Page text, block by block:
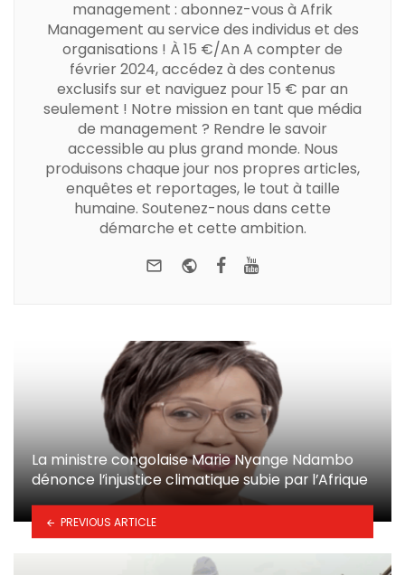
management : abonnez-vous à Afrik
Management au service des individus et des
organisations ! À 15 €/An A compter de
février 2024, accédez à des contenus
exclusifs sur et naviguez pour 15 € par an
seulement ! Notre mission en tant que média
de management ? Rendre le savoir
accessible au plus grand monde. Nous
produisons chaque jour nos propres articles,
enquêtes et reportages, le tout à taille
humaine. Soutenez-nous dans cette
démarche et cette ambition.
e-mailWebsiteFacebook
La ministre congolaise Marie Nyange Ndambo
dénonce l’injustice climatique subie par l’Afrique
PREVIOUS ARTICLE